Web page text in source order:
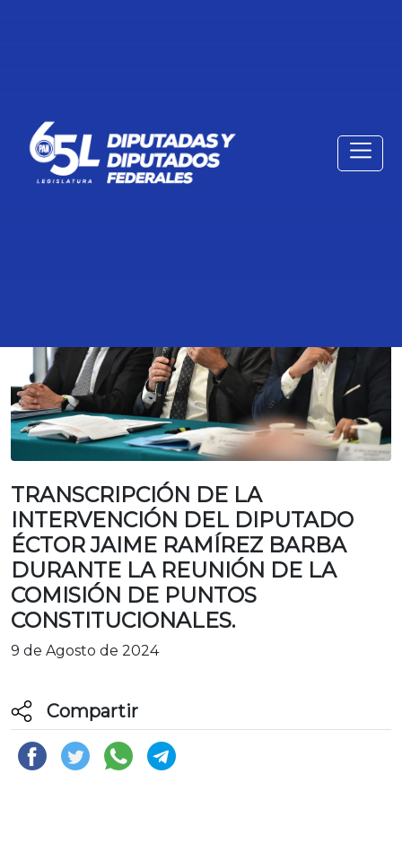
TRANSCRIPCIÓN DE LA
INTERVENCIÓN DEL DIPUTADO
ÉCTOR JAIME RAMÍREZ BARBA
DURANTE LA REUNIÓN DE LA
COMISIÓN DE PUNTOS
CONSTITUCIONALES.
9 de Agosto de 2024
Compartir